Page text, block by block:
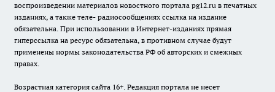
воспроизведении материалов новостного портала pg12.ru в печатных
изданиях, а также теле- радиосообщениях ссылка на издание
обязательна. При использовании в Интернет-изданиях прямая
гиперссылка на ресурс обязательна, в противном случае будут
применены нормы законодательства РФ об авторских и смежных
правах.
Возрастная категория сайта 16+. Редакция портала не несет